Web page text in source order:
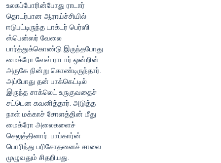
உலகப்போரின்போது ராடார்
தொடர்பான ஆராய்ச்சியில்
ஈடுபட்டிருந்த டாக்டர் பெர்ஸி
ஸ்பென்ஸர் வேலை
பார்த்துக்கொண்டு இருந்தபோது
மைக்ரோ வேவ் ராடார் ஒன்றின்
அருகே நின்று கொண்டிருந்தார்.
அப்போது தன் பாக்கெட்டில்
இருந்த சாக்லெட் உருகுவதைச்
சட்டென கவனித்தார். அடுத்த
நாள் மக்காச் சோளத்தின் மீது
மைக்ரோ அலைகளைச்
செலுத்தினார். பாப்கார்ன்
பொரிந்து பரிசோதனைச் சாலை
முழுவதும் சிதறியது.